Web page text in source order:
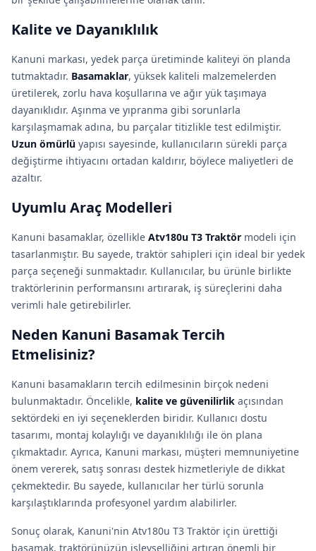
Kalite ve Dayanıklılık
Kanuni markası, yedek parça üretiminde kaliteyi ön planda
tutmaktadır. Basamaklar, yüksek kaliteli malzemelerden
üretilerek, zorlu hava koşullarına ve ağır yük taşımaya
dayanıklıdır. Aşınma ve yıpranma gibi sorunlarla
karşılaşmamak adına, bu parçalar titizlikle test edilmiştir.
Uzun ömürlü yapısı sayesinde, kullanıcıların sürekli parça
değiştirme ihtiyacını ortadan kaldırır, böylece maliyetleri de
azaltır.
Uyumlu Araç Modelleri
Kanuni basamaklar, özellikle Atv180u T3 Traktör modeli için
tasarlanmıştır. Bu sayede, traktör sahipleri için ideal bir yedek
parça seçeneği sunmaktadır. Kullanıcılar, bu ürünle birlikte
traktörlerinin performansını artırarak, iş süreçlerini daha
verimli hale getirebilirler.
Neden Kanuni Basamak Tercih
Etmelisiniz?
Kanuni basamakların tercih edilmesinin birçok nedeni
bulunmaktadır. Öncelikle, kalite ve güvenilirlik açısından
sektördeki en iyi seçeneklerden biridir. Kullanıcı dostu
tasarımı, montaj kolaylığı ve dayanıklılığı ile ön plana
çıkmaktadır. Ayrıca, Kanuni markası, müşteri memnuniyetine
önem vererek, satış sonrası destek hizmetleriyle de dikkat
çekmektedir. Bu sayede, kullanıcılar her türlü sorunla
karşılaştıklarında profesyonel yardım alabilirler.
Sonuç olarak, Kanuni'nin Atv180u T3 Traktör için ürettiği
basamak, traktörünüzün işlevselliğini artıran önemli bir